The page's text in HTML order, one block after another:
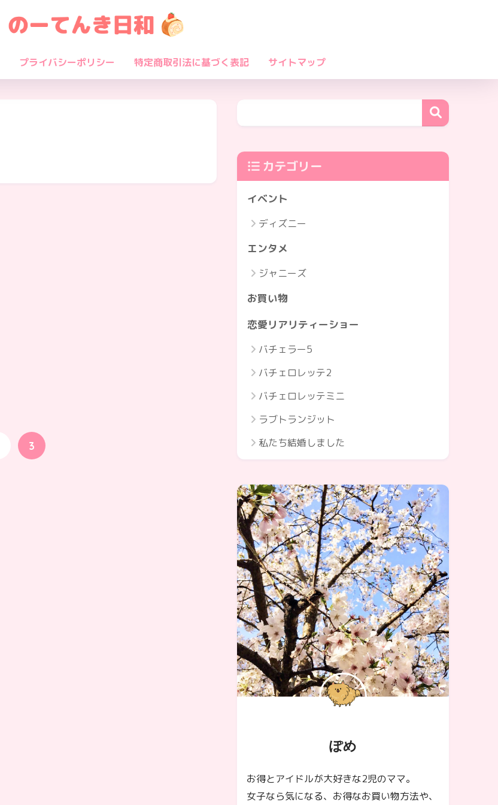
プライバシーポリシー 特定商取引法に基づく表記 サイトマップ
3
カテゴリー
イベント
ディズニー
エンタメ
ジャニーズ
お買い物
恋愛リアリティーショー
バチェラー5
バチェロレッテ2
バチェロレッテミニ
ラブトランジット
私たち結婚しました
ぽめ
お得とアイドルが大好きな2児のママ。
女子なら気になる、お得なお買い物方法や、